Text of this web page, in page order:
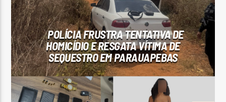
Arara Azul FM
POLÍCIA FRUSTRA TENTATIVA DE
HOMICÍDIO E RESGATA VÍTIMA DE
SEQUESTRO EM PARAUAPEBAS